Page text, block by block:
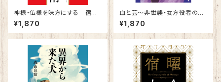
神様・仏様を味方にする 宿曜
スーパー開運術
¥1,870
血と芸～非世襲・女方役者の覚
悟
¥1,870